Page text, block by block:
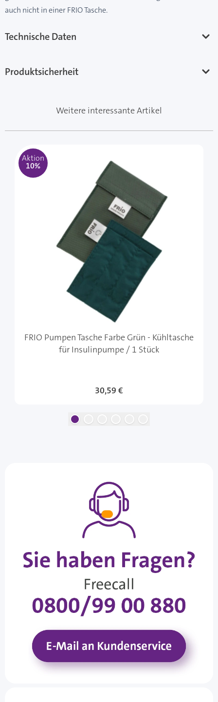
auch nicht in einer FRIO Tasche.
Technische Daten
Produktsicherheit
Weitere interessante Artikel
Mit der Tabulatortaste können Sie durch die
Clicken, um das Karussell zu überspringen
Clicken, um zur Karussell-Navigation zu gelangen
Aktion
10%
FRIO Pumpen Tasche Farbe Grün - Kühltasche
für Insulinpumpe / 1 Stück
Sonderangebot
30,59 €